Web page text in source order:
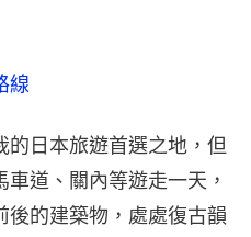
線
日本旅遊首選之地，但
道、關內等遊走一天，
後的建築物，處處復古韻